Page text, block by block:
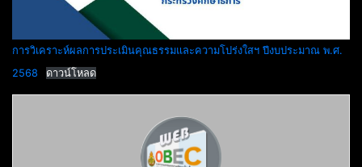
การวิเคราะห์ผลการประเมินคุณธรรมและความโปร่งใสฯ ปีงบประมาณ พ.ศ.
2568
ดาวน์โหลด